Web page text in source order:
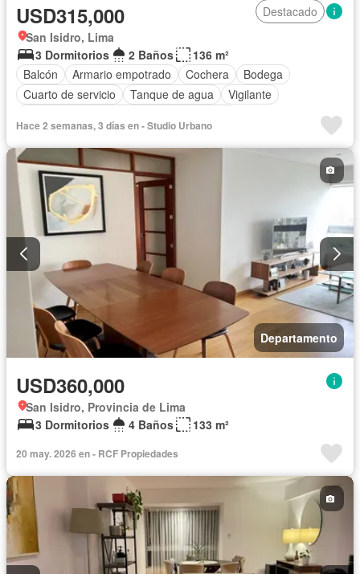
USD315,000
Destacado
San Isidro, Lima
3 Dormitorios
2 Baños
136 m²
Balcón
Armario empotrado Cochera
Bodega
Cuarto de servicio
Tanque de agua
Vigilante
Caseta de vigilancia
Ascensor
Cocina equipada
Permite mascotas
Permite niños
Hace 2 semanas, 3 días en - Studio Urbano
Departamento
USD360,000
San Isidro, Provincia de Lima
3 Dormitorios
4 Baños 133 m²
20 may. 2026 en - RCF Propiedades